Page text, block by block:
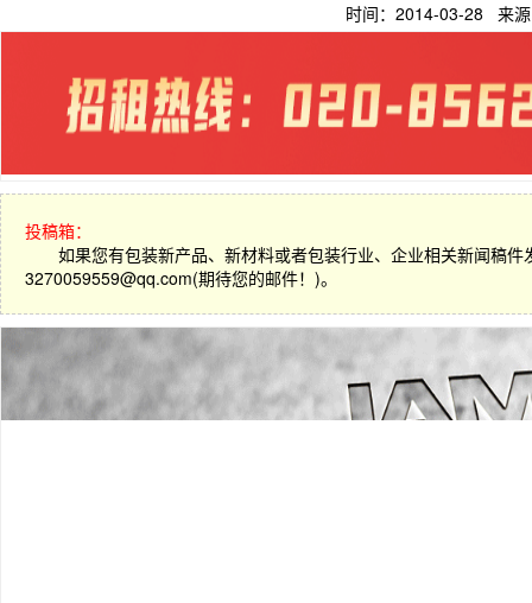
时间：2014-03-28 来
投稿箱：
如果您有包装新产品、新材料或者包装行业、企业相关新闻稿
3270059559@qq.com(期待您的邮件！)。